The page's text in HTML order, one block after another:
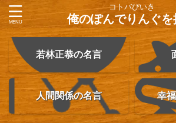
コトバびいき
俺のぽんでりんぐを
若林正恭の名言
人間関係の名言 幸